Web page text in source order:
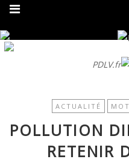
PDLV.fr
ACTUALITÉ
POLLUTION
RETENIR